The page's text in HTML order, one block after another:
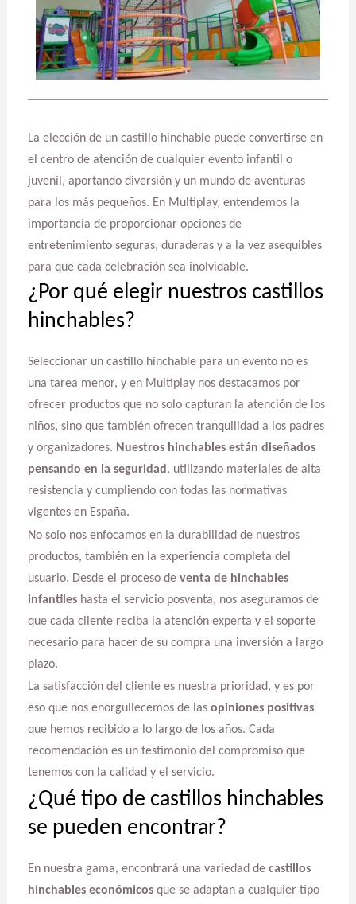
La elección de un castillo hinchable puede convertirse en
el centro de atención de cualquier evento infantil o
juvenil, aportando diversión y un mundo de aventuras
para los más pequeños. En Multiplay, entendemos la
importancia de proporcionar opciones de
entretenimiento seguras, duraderas y a la vez asequibles
para que cada celebración sea inolvidable.
¿Por qué elegir nuestros castillos
hinchables?
Seleccionar un castillo hinchable para un evento no es
una tarea menor, y en Multiplay nos destacamos por
ofrecer productos que no solo capturan la atención de los
niños, sino que también ofrecen tranquilidad a los padres
y organizadores. Nuestros hinchables están diseñados
pensando en la seguridad, utilizando materiales de alta
resistencia y cumpliendo con todas las normativas
vigentes en España.
No solo nos enfocamos en la durabilidad de nuestros
productos, también en la experiencia completa del
usuario. Desde el proceso de venta de hinchables
infantileshasta el servicio posventa, nos aseguramos de
que cada cliente reciba la atención experta y el soporte
necesario para hacer de su compra una inversión a largo
plazo.
La satisfacción del cliente es nuestra prioridad, y es por
eso que nos enorgullecemos de las opiniones positivas
que hemos recibido a lo largo de los años. Cada
recomendación es un testimonio del compromiso que
tenemos con la calidad y el servicio.
¿Qué tipo de castillos hinchables
se pueden encontrar?
En nuestra gama, encontrará una variedad de castillos
hinchables económicosque se adaptan a cualquier tipo